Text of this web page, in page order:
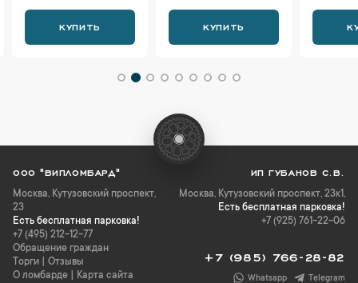
КУПИТЬ КУПИТЬ
ООО "ВИПЛОМБАРД"
Москва, Кутузовский проспект,
23
Есть бесплатная парковка!
+7 (495) 212-12-77
Обращение граждан
Торги
Отзывы
О ломбарде
Карта сайта
ИП ГУБАНОВ С.В.
Москва, Кутузовский проспект, 23к1,
Есть бесплатная парковка!
+7 (925) 761-22-06
+7 (985) 766-28-82
Whatsapp Telegram